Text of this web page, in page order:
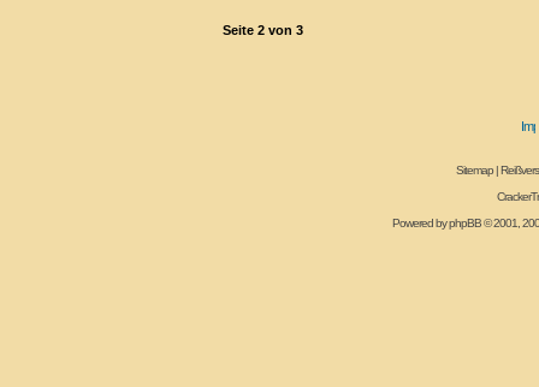
Seite 2 von 3
Sitemap|
Powered byphpBB© 2001,